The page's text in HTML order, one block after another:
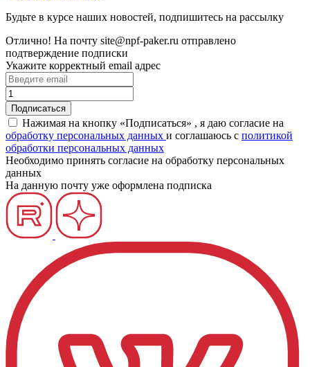
Будьте в курсе наших новостей, подпишитесь на рассылку
Отлично! На почту site@npf-paker.ru отправлено
подтверждение подписки
Укажите корректный email адрес
Нажимая на кнопку «Подписаться» , я даю согласие на
обработку персональных данных и соглашаюсь c политикой
обработки персональных данных
Необходимо принять согласие на обработку персональных
данных
На данную почту уже оформлена подписка